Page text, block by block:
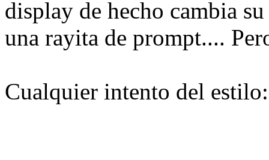
display de hecho cambia
una rayita de prompt....
Cualquier intento del estilo: